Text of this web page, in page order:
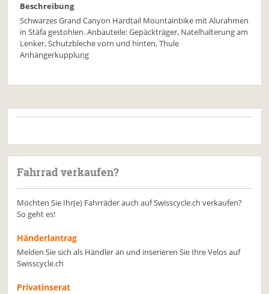
Beschreibung
Schwarzes Grand Canyon Hardtail Mountainbike mit Alurahmen
in Stäfa gestohlen. Anbauteile: Gepäckträger, Natelhalterung am
Lenker, Schutzbleche vorn und hinten, Thule
Anhängerkupplung
Fahrrad verkaufen?
Möchten Sie Ihr(e) Fahrräder auch auf Swisscycle.ch verkaufen?
So geht es!
Händerlantrag
Melden Sie sich als Händler an und inserieren Sie Ihre Velos auf
Swisscycle.ch
Privatinserat